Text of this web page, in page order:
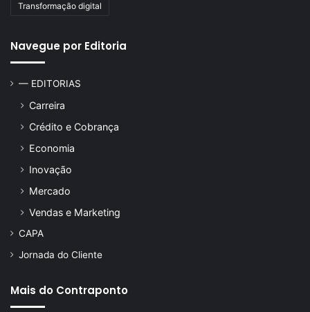
Transformação digital
Navegue por Editoria
— EDITORIAS
Carreira
Crédito e Cobrança
Economia
Inovação
Mercado
Vendas e Marketing
CAPA
Jornada do Cliente
Mais do Contraponto